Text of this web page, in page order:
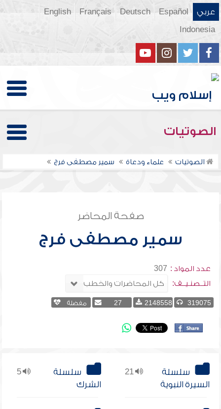
عربي Español
Deutsch
Français
English
Indonesia
الصوتيات
الصوتيات علماء ودعاة سمير مصطفى فرج
صفحة المحاضر
سمير مصطفى فرج
عدد المواد : 307
التــصنـيــف:
319075
2148558
27 مفضلة
21
سلسلة
السيرة النبوية
5
سلسلة
الشرك